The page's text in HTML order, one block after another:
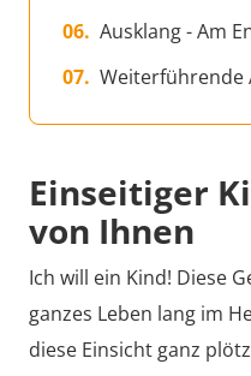
Ausklang - Am
Weiterführende
Einseitiger
von Ihnen
Ich will ein Kind! Diese
ganzes Leben lang im
diese Einsicht ganz